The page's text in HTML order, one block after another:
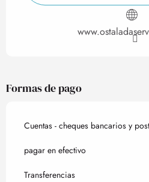
Formas de pago
Cuentas - cheques bancarios y
pagar en efectivo
Transferencias